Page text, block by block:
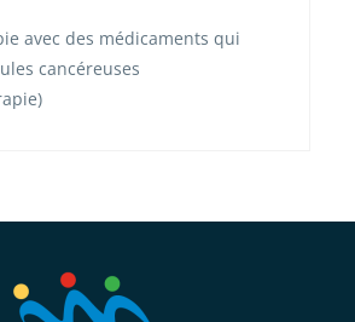
avec des médicaments qui
cancéreuses